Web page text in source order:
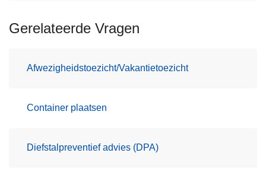
Gerelateerde Vragen
Afwezigheidstoezicht/Vakantietoezicht
Container plaatsen
Diefstalpreventief advies (DPA)